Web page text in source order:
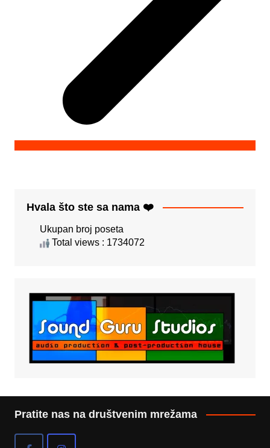
Hvala što ste sa nama ❤️
Ukupan broj poseta
Total views : 1734072
Pratite nas na društvenim mrežama